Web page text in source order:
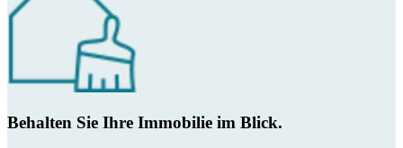
Behalten Sie Ihre Immobilie im Blick.